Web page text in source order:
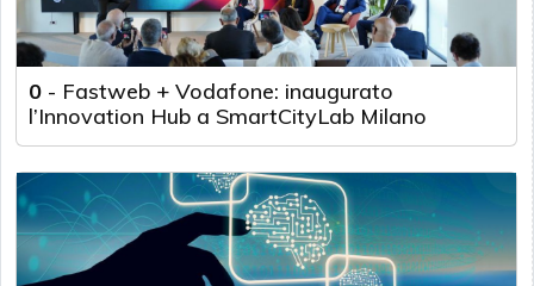
0 - Fastweb + Vodafone: inaugurato
l’Innovation Hub a SmartCityLab Milano